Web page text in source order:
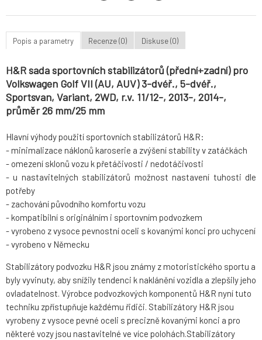
Popis a parametry Recenze (0) Diskuse (0)
H&R sada sportovních stabilizátorů (přední+zadní) pro
Volkswagen Golf VII (AU, AUV) 3-dvéř., 5-dvéř.,
Sportsvan, Variant, 2WD, r.v. 11/12-, 2013-, 2014-,
průměr 26 mm/25 mm
Hlavní výhody použití sportovních stabilizátorů H&R:
- minimalizace náklonů karoserie a zvýšení stability v zatáčkách
- omezení sklonů vozu k přetáčivosti / nedotáčivosti
- u nastavitelných stabilizátorů možnost nastavení tuhosti dle
potřeby
- zachování původního komfortu vozu
- kompatibilní s originálním i sportovním podvozkem
- vyrobeno z vysoce pevnostní oceli s kovanými konci pro uchycení
- vyrobeno v Německu
Stabilizátory podvozku H&R jsou známy z motoristického sportu a
byly vyvinuty, aby snížily tendenci k naklánění vozidla a zlepšily jeho
ovladatelnost. Výrobce podvozkových komponentů H&R nyní tuto
techniku zpřístupňuje každému řidiči. Stabilizátory H&R jsou
vyrobeny z vysoce pevné oceli s precizně kovanými konci a pro
některé vozy jsou nastavitelné ve více polohách.Stabilizátory